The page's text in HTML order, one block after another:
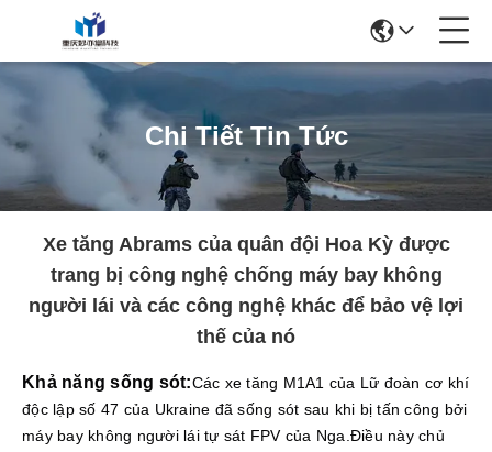
Chi Tiết Tin Tức
Xe tăng Abrams của quân đội Hoa Kỳ được
trang bị công nghệ chống máy bay không
người lái và các công nghệ khác để bảo vệ lợi
thế của nó
Khả năng sống sót:Các xe tăng M1A1 của Lữ đoàn cơ khí
độc lập số 47 của Ukraine đã sống sót sau khi bị tấn công bởi
máy bay không người lái tự sát FPV của Nga.Điều này chủ